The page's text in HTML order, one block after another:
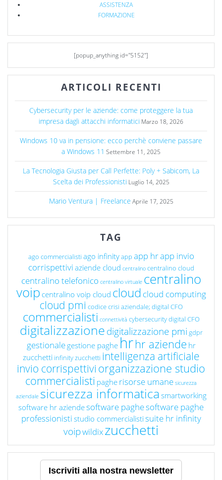
ASSISTENZA
FORMAZIONE
[popup_anything id="5152"]
ARTICOLI RECENTI
Cybersecurity per le aziende: come proteggere la tua
impresa dagli attacchi informatici Marzo 18, 2026
Windows 10 va in pensione: ecco perchè conviene passare
a Windows 11 Settembre 11, 2025
La Tecnologia Giusta per Call Perfette: Poly + Sabicom, La
Scelta dei Professionisti Luglio 14, 2025
Mario Ventura | Freelance Aprile 17, 2025
TAG
ago commercialisti ago infinityapp app hrapp invio
corrispettivi aziende cloud centralino centralino cloud
centralino telefonico centralino virtuale centralino
voip centralino voip cloud cloud cloud computing
cloud pmi codice crisi aziendale; digital CFO
commercialisti connettività cybersecuritydigital CFO
digitalizzazionedigitalizzazione pmi gdpr
gestionale gestione paghe hrhr aziende hr
zucchetti infinity zucchetti intelligenza artificiale
invio corrispettivi organizzazione studio
commercialisti paghe risorse umane sicurezza
aziendale sicurezza informatica smartworking
software hr aziendesoftware paghesoftware paghe
professionisti studio commercialisti suite hr infinity
voipwildixzucchetti
Iscriviti alla nostra newsletter